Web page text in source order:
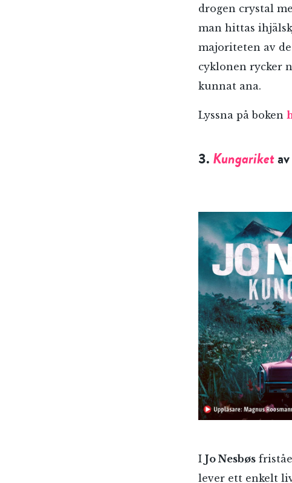
drogen crystal
man hittas
majoriteten av
cyklonen rycker
kunnat ana.
Lyssna på boken
3.Kungariket
I Jo Nesbøs
lever ett enkelt